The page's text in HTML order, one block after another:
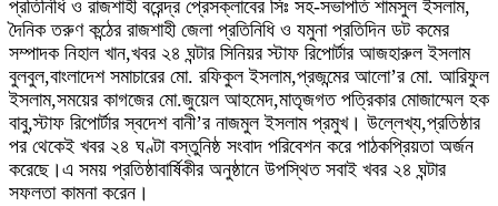
প্রতিনিধি ও রাজশাহী বরেন্দ্র প্রেসক্লাবের সিঃ সহ-সভাপতি শামসুল ইসলাম,
দৈনিক তরুণ কন্ঠের রাজশাহী জেলা প্রতিনিধি ও যমুনা প্রতিদিন ডট কমের
সম্পাদক নিহাল খান,খবর ২৪ ঘন্টার সিনিয়র স্টাফ রিপোর্টার আজহারুল ইসলাম
বুলবুল,বাংলাদেশ সমাচারের মো. রফিকুল ইসলাম,প্রজন্মের আলো’র মো. আরিফুল
ইসলাম,সময়ের কাগজের মো.জুয়েল আহমেদ,মাতৃজগত পত্রিকার মোজাম্মেল হক
বাবু,স্টাফ রিপোর্টার স্বদেশ বানী’র নাজমুল ইসলাম প্রমুখ। উল্লেখ্য,প্রতিষ্ঠার
পর থেকেই খবর ২৪ ঘণ্টা বস্তুনিষ্ঠ সংবাদ পরিবেশন করে পাঠকপ্রিয়তা অর্জন
করেছে।এ সময় প্রতিষ্ঠাবার্ষিকীর অনুষ্ঠানে উপস্থিত সবাই খবর ২৪ ঘন্টার
সফলতা কামনা করেন।